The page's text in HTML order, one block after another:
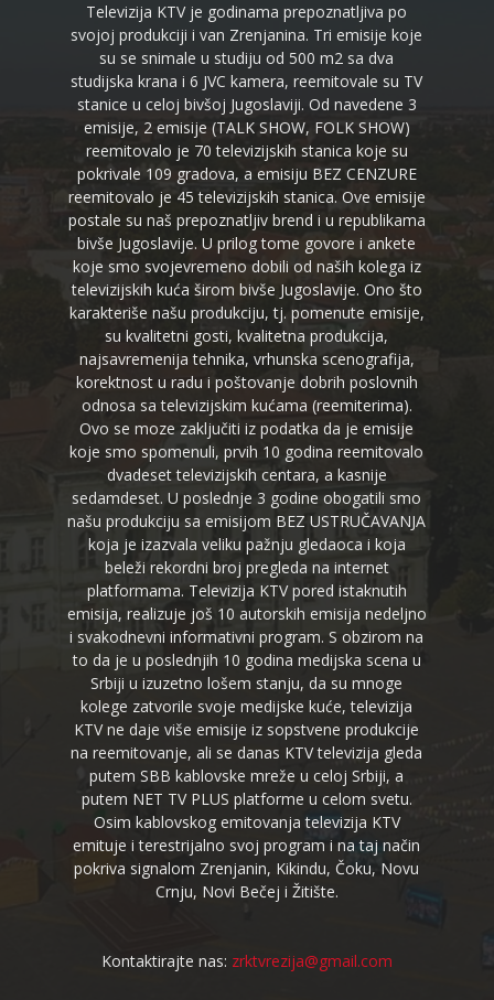
Televizija KTV je godinama prepoznatljiva po
svojoj produkciji i van Zrenjanina. Tri emisije koje
su se snimale u studiju od 500 m2 sa dva
studijska krana i 6 JVC kamera, reemitovale su TV
stanice u celoj bivšoj Jugoslaviji. Od navedene 3
emisije, 2 emisije (TALK SHOW, FOLK SHOW)
reemitovalo je 70 televizijskih stanica koje su
pokrivale 109 gradova, a emisiju BEZ CENZURE
reemitovalo je 45 televizijskih stanica. Ove emisije
postale su naš prepoznatljiv brend i u republikama
bivše Jugoslavije. U prilog tome govore i ankete
koje smo svojevremeno dobili od naših kolega iz
televizijskih kuća širom bivše Jugoslavije. Ono što
karakteriše našu produkciju, tj. pomenute emisije,
su kvalitetni gosti, kvalitetna produkcija,
najsavremenija tehnika, vrhunska scenografija,
korektnost u radu i poštovanje dobrih poslovnih
odnosa sa televizijskim kućama (reemiterima).
Ovo se moze zaključiti iz podatka da je emisije
koje smo spomenuli, prvih 10 godina reemitovalo
dvadeset televizijskih centara, a kasnije
sedamdeset. U poslednje 3 godine obogatili smo
našu produkciju sa emisijom BEZ USTRUČAVANJA
koja je izazvala veliku pažnju gledaoca i koja
beleži rekordni broj pregleda na internet
platformama. Televizija KTV pored istaknutih
emisija, realizuje još 10 autorskih emisija nedeljno
i svakodnevni informativni program. S obzirom na
to da je u poslednjih 10 godina medijska scena u
Srbiji u izuzetno lošem stanju, da su mnoge
kolege zatvorile svoje medijske kuće, televizija
KTV ne daje više emisije iz sopstvene produkcije
na reemitovanje, ali se danas KTV televizija gleda
putem SBB kablovske mreže u celoj Srbiji, a
putem NET TV PLUS platforme u celom svetu.
Osim kablovskog emitovanja televizija KTV
emituje i terestrijalno svoj program i na taj način
pokriva signalom Zrenjanin, Kikindu, Čoku, Novu
Crnju, Novi Bečej i Žitište.
Kontaktirajte nas: zrktvrezija@gmail.com